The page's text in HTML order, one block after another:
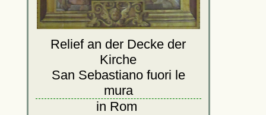
Relief an der Decke der
Kirche
San Sebastiano fuori le
mura
in Rom